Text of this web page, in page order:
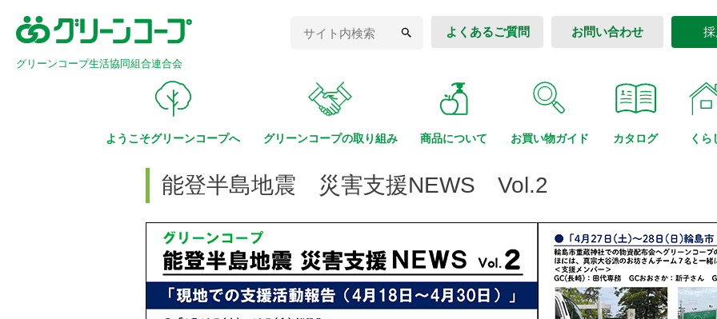
グリーンコープ生活協同組合連合会
よくあるご質問 お問い合わせ
ようこそグリーンコープへ グリーンコープの取り組み 商品について お買い物ガイド カタログ くら
能登半島地震 災害支援NEWS Vol.2